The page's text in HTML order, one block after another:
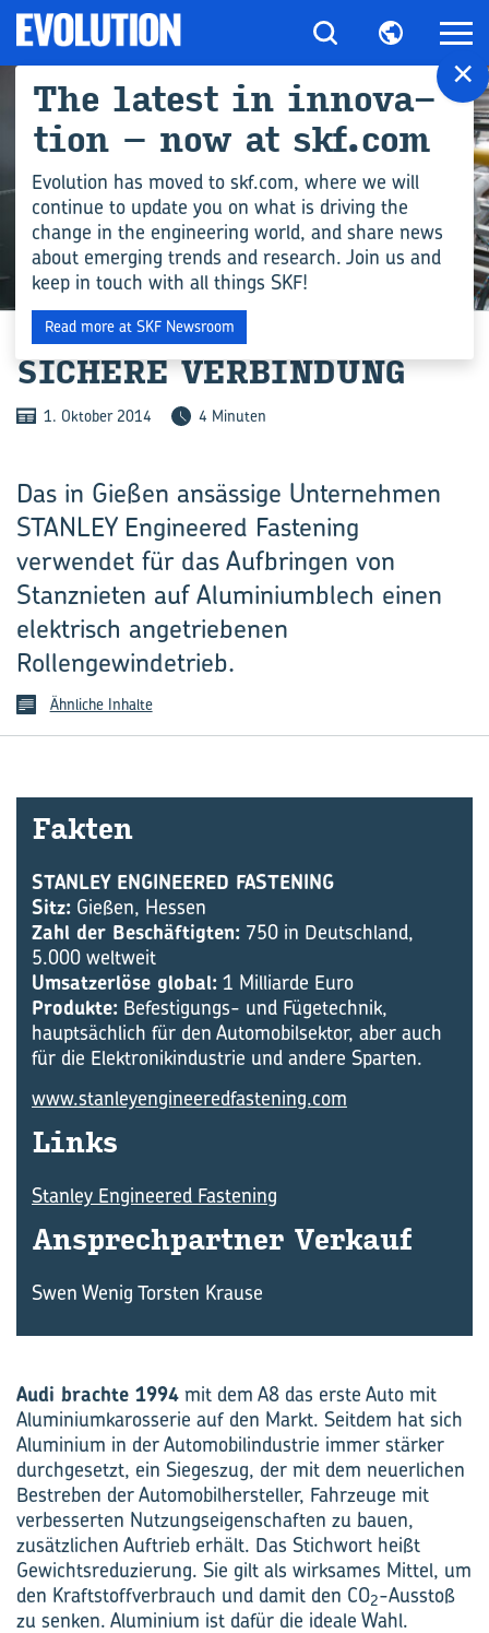
INDUSTRIE
SI­CHE­RE VER­BIN­DUNG
1. Oktober 2014 4 Minuten
Das in Gießen ansässige Unternehmen
STANLEY Engineered Fastening
verwendet für das Aufbringen von
Stanznieten auf Aluminiumblech einen
elektrisch angetriebenen
Rollengewindetrieb.
Ähnliche Inhalte
Fak­ten
STANLEY ENGINEERED FASTENING
Sitz: Gießen, Hessen
Zahl der Beschäftigten: 750 in Deutschland,
5.000 weltweit
Umsatzerlöse global: 1 Milliarde Euro
Produkte: Befestigungs- und Fügetechnik,
hauptsächlich für den Automobilsektor, aber auch
für die Elektronikindustrie und andere Sparten.
www.stanleyengineeredfastening.com
Links
Stanley Engineered Fastening
An­sprech­part­ner Ver­kauf
Swen Wenig Torsten Krause
Audi brachte 1994 mit dem A8 das erste Auto mit
Aluminiumkarosserie auf den Markt. Seitdem hat sich
Aluminium in der Automobilindustrie immer stärker
durchgesetzt, ein Siegeszug, der mit dem neuerlichen
Bestreben der Automobilhersteller, Fahrzeuge mit
verbesserten Nutzungseigenschaften zu bauen,
zusätzlichen Auftrieb erhält. Das Stichwort heißt
Gewichts­reduzierung. Sie gilt als wirksames Mittel, um
den Kraftstoffverbrauch und damit den CO2-Ausstoß
zu senken. Aluminium ist dafür die ideale Wahl.
×
The la­test in in­no­va­
ti­on – now at skf.com
Evolution has moved to skf.com, where we will
continue to update you on what is driving the
change in the engineering world, and share news
about emerging trends and research. Join us and
keep in touch with all things SKF!
Read more at SKF Newsroom